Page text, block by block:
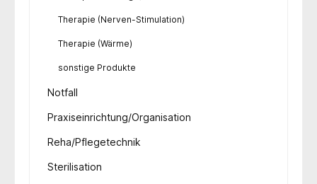
Therapie (Nerven-Stimulation)
Therapie (Wärme)
sonstige Produkte
Notfall
Praxiseinrichtung/Organisation
Reha/Pflegetechnik
Sterilisation